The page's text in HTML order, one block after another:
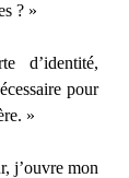
? »
d’identité,
pour
»
j’ouvre mon